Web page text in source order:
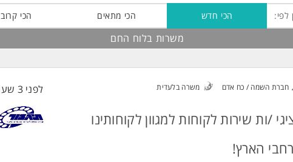
לפי: הכי חדש הכי מתאים הכי קרוב
משרות בלוח החם
חברת השמה / כח אדם משרה בלעדית לפני 3 שעות
/ות שירות לקוחות למגוון לקוחותינו
הארץ!